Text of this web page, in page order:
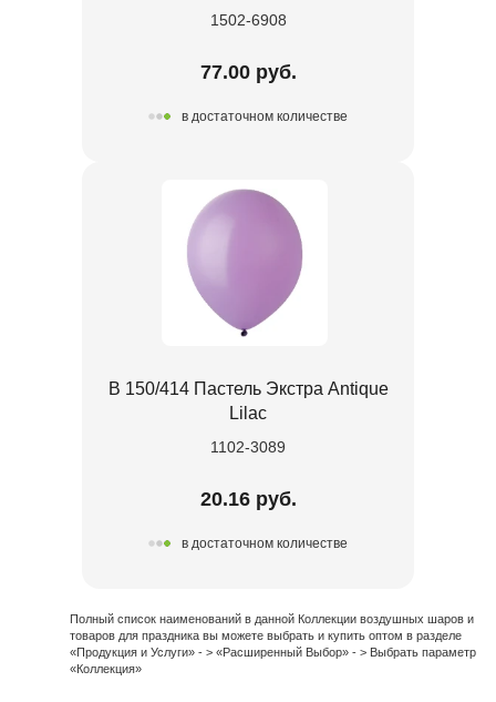
1502-6908
77.00 руб.
в достаточном количестве
В 150/414 Пастель Экстра Antique
Lilac
1102-3089
20.16 руб.
в достаточном количестве
Полный список наименований в данной Коллекции воздушных шаров и
товаров для праздника вы можете выбрать и купить оптом в разделе
«Продукция и Услуги» - > «Расширенный Выбор» - > Выбрать параметр
«Коллекция»